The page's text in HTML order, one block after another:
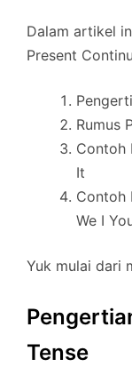
Dalam artikel
Present
Rumus
Contoh
It
Contoh
We I
Yuk mulai dari
Tense